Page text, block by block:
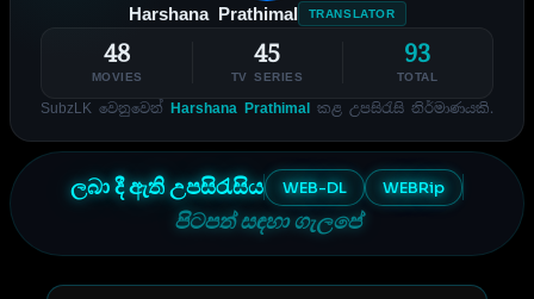
Harshana Prathimal TRANSLATOR
48
MOVIES
45
TV SERIES
93
TOTAL
SubzLK වෙනුවෙන් Harshana Prathimal කළ උපසිරැසි නිර්මාණයකි.
ලබා දී ඇති උපසිරැසිය WEB-DL WEBRip
පිටපත් සඳහා ගැලපේ